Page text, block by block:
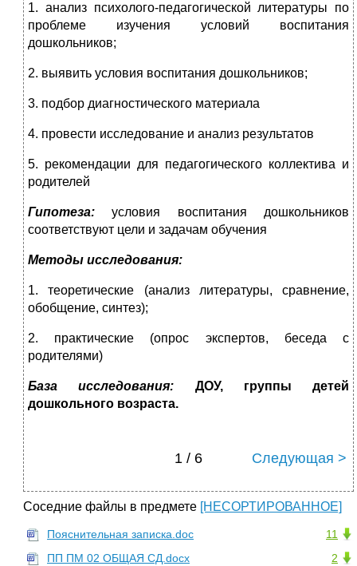
1. анализ психолого-педагогической литературы по
проблеме изучения условий воспитания
дошкольников;
2. выявить условия воспитания дошкольников;
3. подбор диагностического материала
4. провести исследование и анализ результатов
5. рекомендации для педагогического коллектива и
родителей
Гипотеза: условия воспитания дошкольников
соответствуют цели и задачам обучения
Методы исследования:
1. теоретические (анализ литературы, сравнение,
обобщение, синтез);
2. практические (опрос экспертов, беседа с
родителями)
База исследования: ДОУ, группы детей
дошкольного возраста.
1 / 6 Следующая >
Соседние файлы в предмете [НЕСОРТИРОВАННОЕ]
11
Пояснительная записка.doc
2
ПП ПМ 02 ОБЩАЯ СД.docx